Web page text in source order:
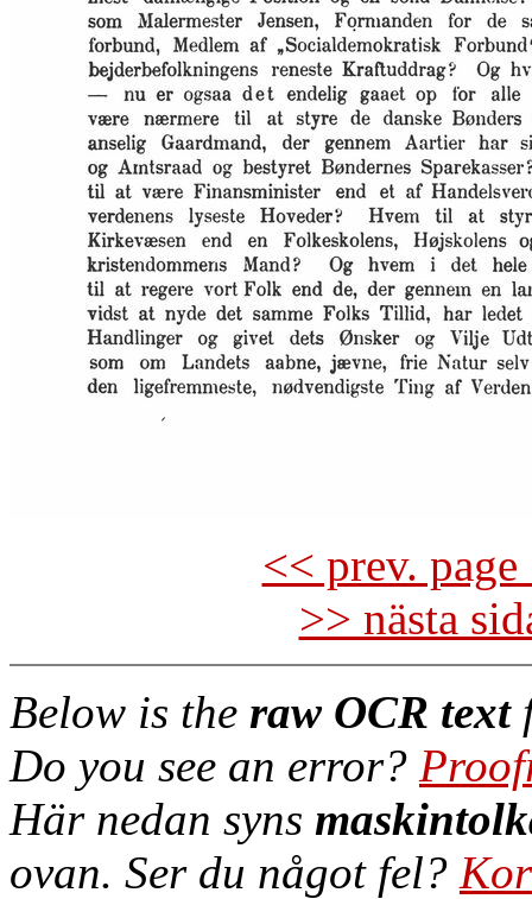
<< prev.
>> nästa
Below is the raw OCR text
Do you see an error?
Här nedan syns
ovan. Ser du något fel?